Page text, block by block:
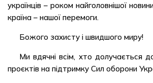
українців – роком найголовнішої
країна – нашої перемоги.
Божого захисту і швидшого миру!
Ми вдячні всім, хто долучається
проєктів на підтримку Сил оборони